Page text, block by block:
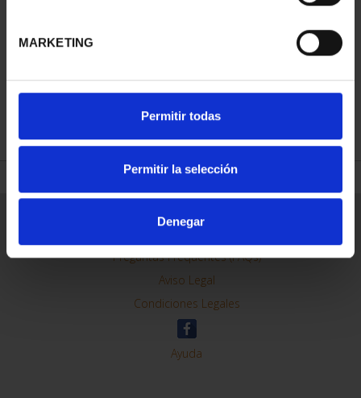
MARKETING
Permitir todas
Permitir la selección
Denegar
REFINAR
Información General
Contacto
Preguntas Frequentes (FAQs)
Aviso Legal
Condiciones Legales
Ayuda